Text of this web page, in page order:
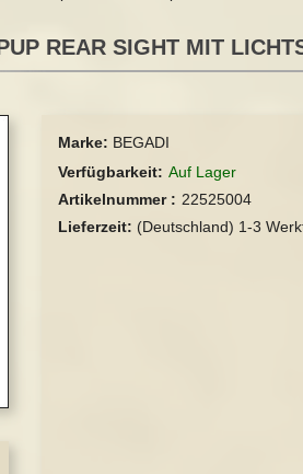
REAR SIGHT MIT
Marke: BEGADI
Verfügbarkeit
Auf Lager
Artikelnummer
22525004
Lieferzeit: (Deutschland) 1-3